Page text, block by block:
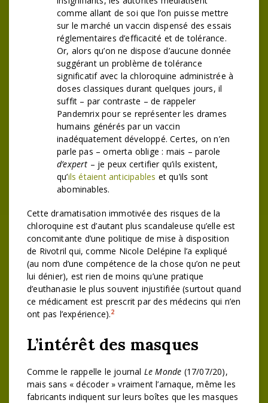
comme allant de soi que l’on puisse mettre
sur le marché un vaccin dispensé des essais
réglementaires d’efficacité et de tolérance.
Or, alors qu’on ne dispose d’aucune donnée
suggérant un problème de tolérance
significatif avec la chloroquine administrée à
doses classiques durant quelques jours, il
suffit – par contraste – de rappeler
Pandemrix pour se représenter les drames
humains générés par un vaccin
inadéquatement développé. Certes, on n’en
parle pas – omerta oblige : mais – parole
d’expert – je peux certifier qu’ils existent,
qu’ils étaient anticipables et qu’ils sont
abominables.
Cette dramatisation immotivée des risques de la
chloroquine est d’autant plus scandaleuse qu’elle est
concomitante d’une politique de mise à disposition
de Rivotril qui, comme Nicole Delépine l’a expliqué
(au nom d’une compétence de la chose qu’on ne peut
lui dénier), est rien de moins qu’une pratique
d’euthanasie le plus souvent injustifiée (surtout quand
ce médicament est prescrit par des médecins qui n’en
ont pas l’expérience).2
L’intérêt des masques
Comme le rappelle le journal Le Monde (17/07/20),
mais sans « décoder » vraiment l’arnaque, même les
fabricants indiquent sur leurs boîtes que les masques